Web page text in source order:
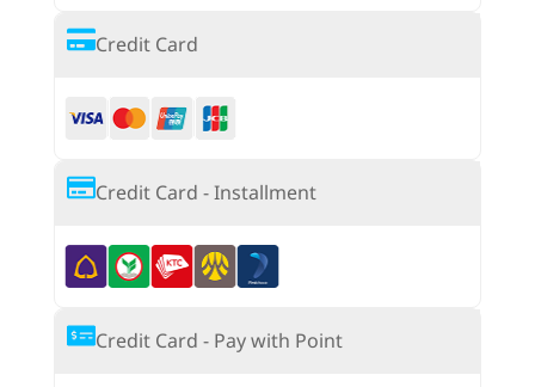
Credit Card
Credit Card - Installment
Credit Card - Pay with Point